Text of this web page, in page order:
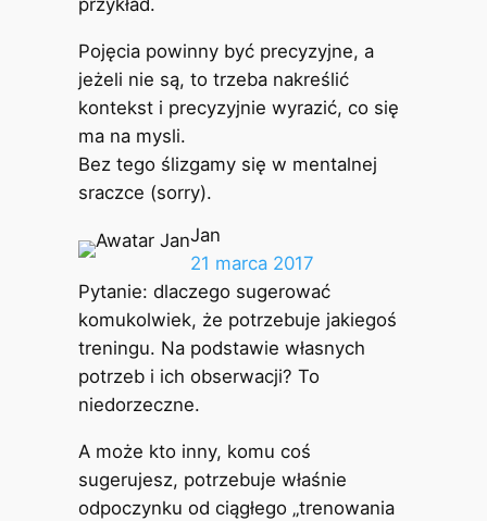
przykład.
Pojęcia powinny być precyzyjne, a
jeżeli nie są, to trzeba nakreślić
kontekst i precyzyjnie wyrazić, co się
ma na mysli.
Bez tego ślizgamy się w mentalnej
sraczce (sorry).
Jan
21 marca 2017
Pytanie: dlaczego sugerować
komukolwiek, że potrzebuje jakiegoś
treningu. Na podstawie własnych
potrzeb i ich obserwacji? To
niedorzeczne.
A może kto inny, komu coś
sugerujesz, potrzebuje właśnie
odpoczynku od ciągłego „trenowania